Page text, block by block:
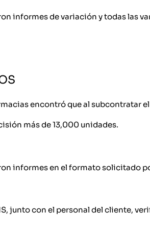
informes de variación y todas las
encontró que al subcontratar
más de 13,000 unidades.
informes en el formato solicitado
junto con el personal del cliente,